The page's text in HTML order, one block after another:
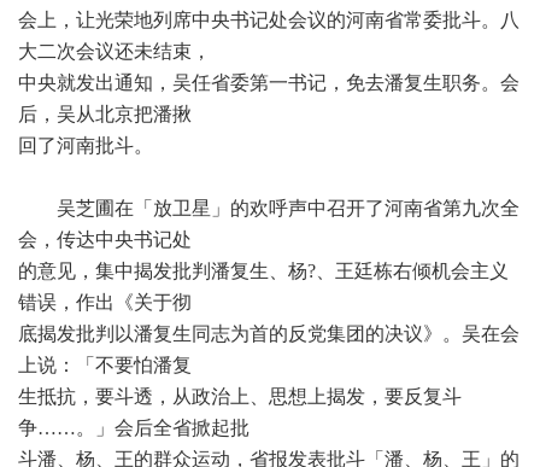
会上，让光荣地列席中央书记处会议的河南省常委批斗。八
大二次会议还未结束，
中央就发出通知，吴任省委第一书记，免去潘复生职务。会
后，吴从北京把潘揪
回了河南批斗。
吴芝圃在「放卫星」的欢呼声中召开了河南省第九次全
会，传达中央书记处
的意见，集中揭发批判潘复生、杨?、王廷栋右倾机会主义
错误，作出《关于彻
底揭发批判以潘复生同志为首的反党集团的决议》。吴在会
上说：「不要怕潘复
生抵抗，要斗透，从政治上、思想上揭发，要反复斗
争……。」会后全省掀起批
斗潘、杨、王的群众运动，省报发表批斗「潘、杨、王」的